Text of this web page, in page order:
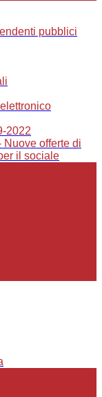
pubblici
2022
offerte di
il sociale